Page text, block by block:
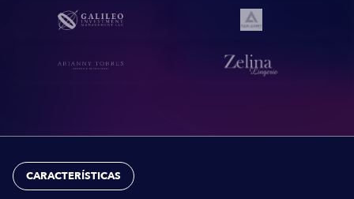
CARACTERÍSTICAS